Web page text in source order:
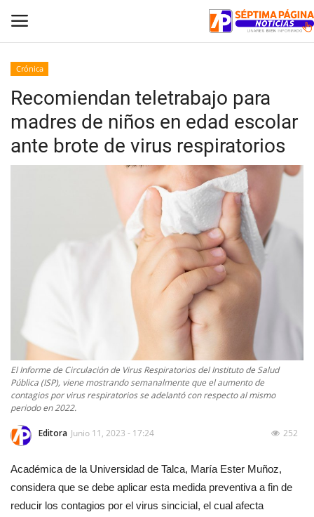
Inicio
Crónica
Policial
Política
Crónica
Recomiendan teletrabajo para
madres de niños en edad escolar
ante brote de virus respiratorios
El Informe de Circulación de Virus Respiratorios del Instituto de Salud
Pública (ISP), viene mostrando semanalmente que el aumento de
contagios por virus respiratorios se adelantó con respecto al mismo
periodo en 2022.
Editora Junio 11, 2023 - 17:24 252
Académica de la Universidad de Talca, María Ester Muñoz,
considera que se debe aplicar esta medida preventiva a fin de
reducir los contagios por el virus sincicial, el cual afecta